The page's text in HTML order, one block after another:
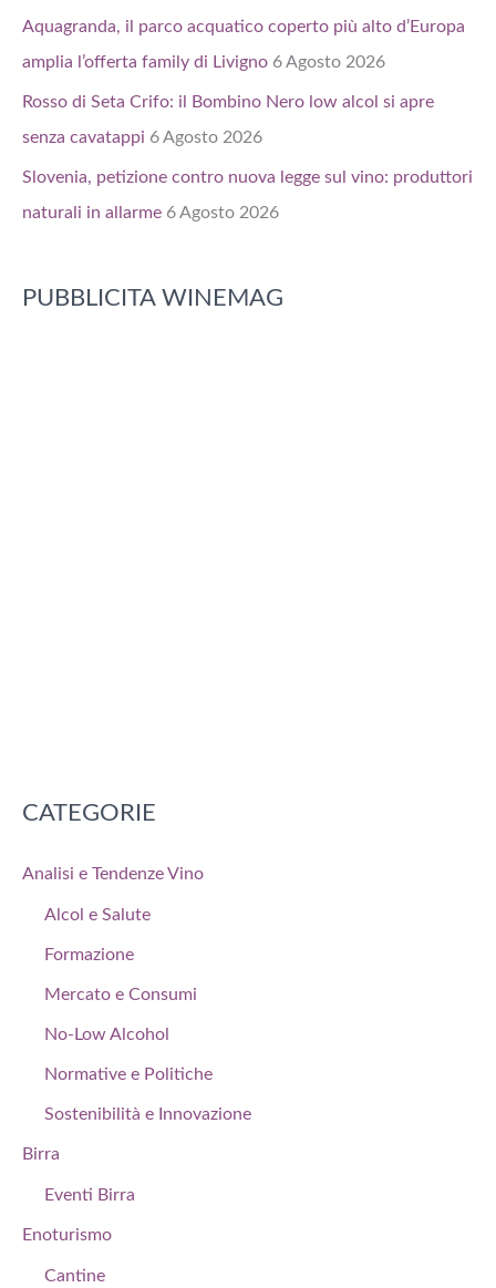
Aquagranda, il parco acquatico coperto più alto d’Europa
amplia l’offerta family di Livigno 6 Agosto 2026
Rosso di Seta Crifo: il Bombino Nero low alcol si apre
senza cavatappi 6 Agosto 2026
Slovenia, petizione contro nuova legge sul vino: produttori
naturali in allarme 6 Agosto 2026
PUBBLICITA WINEMAG
CATEGORIE
Analisi e Tendenze Vino
Alcol e Salute
Formazione
Mercato e Consumi
No-Low Alcohol
Normative e Politiche
Sostenibilità e Innovazione
Birra
Eventi Birra
Enoturismo
Cantine